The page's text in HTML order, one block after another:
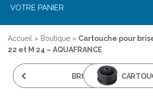
VOTRE PANIER
Accueil » Boutique » Cartouche pour
22 et M 24 – AQUAFRANCE
BRISE-JET